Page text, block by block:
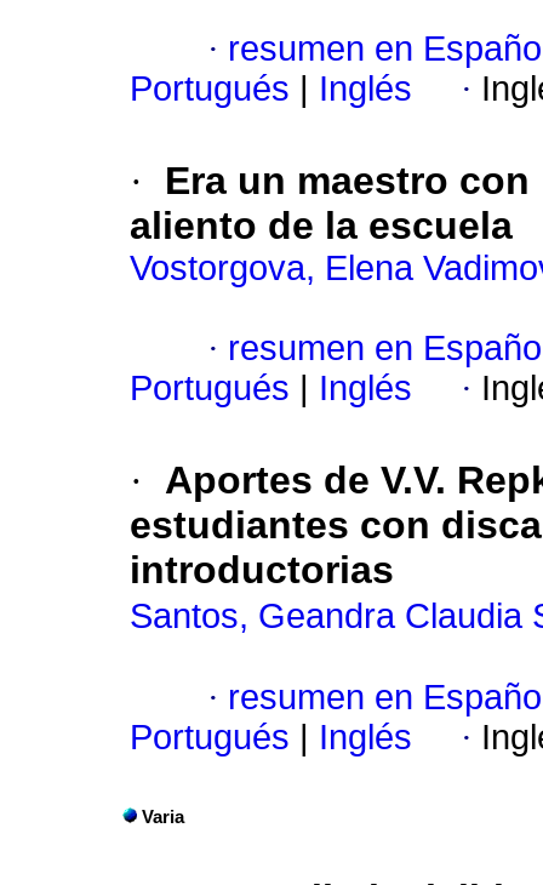
· resumen en
Portugués
Inglés ·
·
Era un maestro
aliento de la escuela
Vostorgova, Elena
· resumen en
Portugués
Inglés ·
·
Aportes de V.V.
estudiantes con
introductorias
Santos, Geandra Claudia
· resumen en
Portugués
Inglés ·
Varia